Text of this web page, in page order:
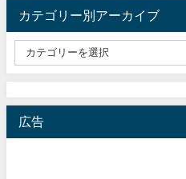
カテゴリー別アーカイブ
広告